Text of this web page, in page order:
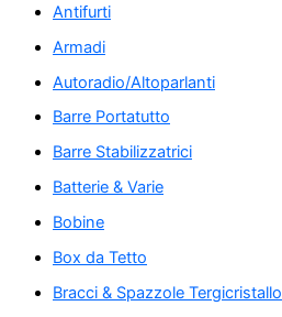
Antifurti
Armadi
Autoradio/Altoparlanti
Barre Portatutto
Barre Stabilizzatrici
Batterie & Varie
Bobine
Box da Tetto
Bracci & Spazzole Tergicristallo